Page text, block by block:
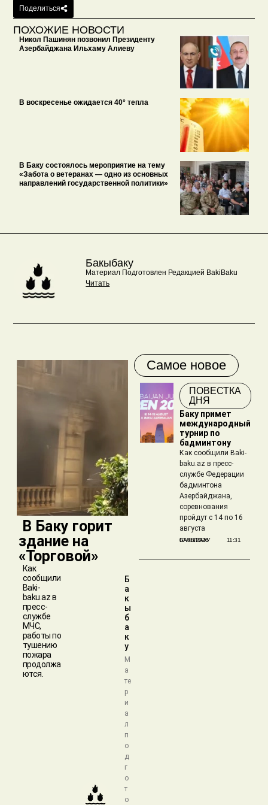
Поделиться
ПОХОЖИЕ НОВОСТИ
Никол Пашинян позвонил Президенту
Азербайджана Ильхаму Алиеву
В воскресенье ожидается 40° тепла
В Баку состоялось мероприятие на тему
«Забота о ветеранах — одно из основных
направлений государственной политики»
Бакыбаку
Материал Подготовлен Редакцией BakiBaku
Читать
​ В Баку горит
здание на
«Торговой»
Как
сообщили
Baki-
baku.az в
пресс-
службе
МЧС,
работы по
тушению
пожара
продолжа
ются.
Б
а
к
ы
б
а
к
у
М
а
те
р
и
а
л
п
о
д
г
о
т
о
Самое новое
ПОВЕСТКА
ДНЯ
Баку примет
международный
турнир по
бадминтону
Как сообщили Baki-
baku.az в пресс-
службе Федерации
бадминтона
Азербайджана,
соревнования
пройдут с 14 по 16
августа
БАКЫБАКУ
07/08/2026 11:31